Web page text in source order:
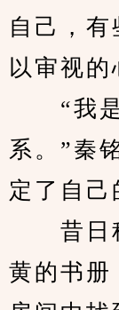
自己，
以审视的
“我是
系。”秦
定了自己
昔日种
黄的书册